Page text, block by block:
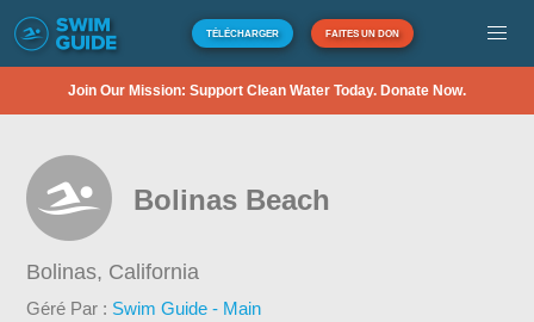
TÉLÉCHARGER FAITES UN DON
Join Our Mission: Support Clean Water Today. Donate Now.
Bolinas Beach
Bolinas, California
Géré Par : Swim Guide - Main